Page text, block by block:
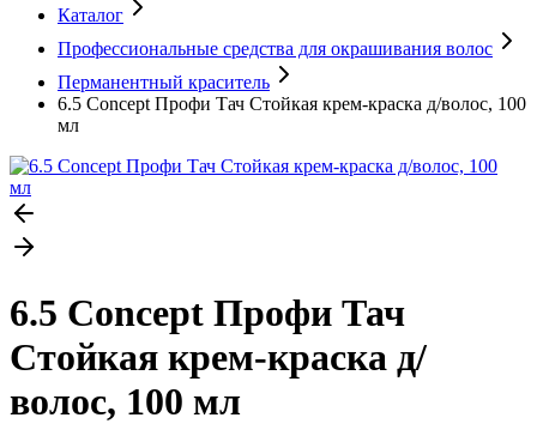
Каталог
Профессиональные средства для окрашивания волос
Перманентный краситель
6.5 Concept Профи Тач Стойкая крем-краска д/волос, 100
мл
6.5 Concept Профи Тач
Стойкая крем-краска д/
волос, 100 мл